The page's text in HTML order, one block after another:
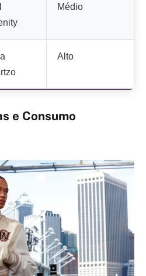
Médio
Alto
e Consumo